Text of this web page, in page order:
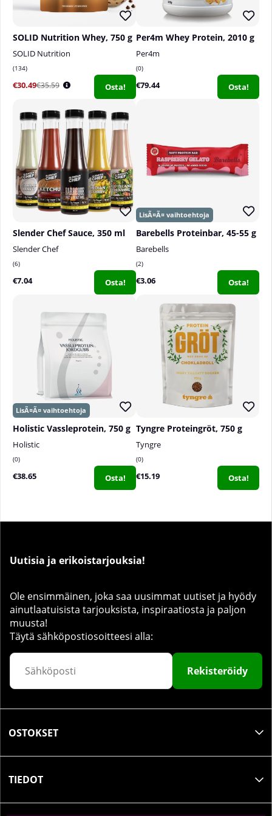
SOLID Nutrition Whey, 750 g
SOLID Nutrition
134
€30.49€35.59 Osta!
Per4m Whey Protein, 2010 g
Per4m
0
€79.44 Osta!
Slender Chef Sauce, 350 ml
Slender Chef
6
€7.04 Osta!
Barebells Proteinbar, 45-55 g
Barebells
2
€3.06 Osta!
Holistic Vassleprotein, 750 g
Holistic
0
€38.65 Osta!
Tyngre Proteingröt, 750 g
Tyngre
0
€15.19 Osta!
Uutisia ja erikoistarjouksia!
Ole ensimmäinen, joka saa uusimmat uutiset ja hyödy
ainutlaatuisista tarjouksista, inspiraatiosta ja paljon
muusta!
Täytä sähköpostiosoitteesi alla:
Rekisteröidy
OSTOKSET
TIEDOT